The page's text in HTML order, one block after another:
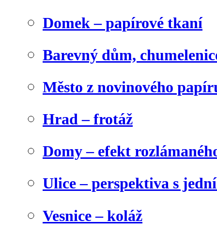
Domek – papírové tkaní
Barevný dům,
Město z novinového
Hrad – frotáž
Domy – efekt
Ulice – perspektiva s
Vesnice – koláž